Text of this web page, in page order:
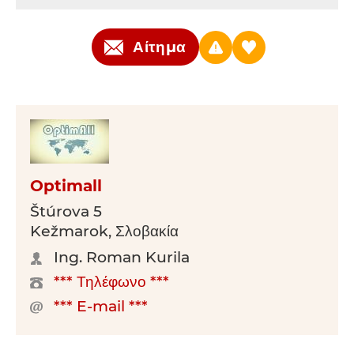
Αίτημα
Optimall
Štúrova 5
Kežmarok, Σλοβακία
Ing. Roman Kurila
*** Τηλέφωνο ***
*** E-mail ***